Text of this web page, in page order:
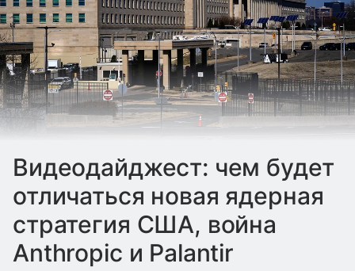
Видеодайджест: чем будет
отличаться новая ядерная
стратегия США, война
Anthropic и Palantir